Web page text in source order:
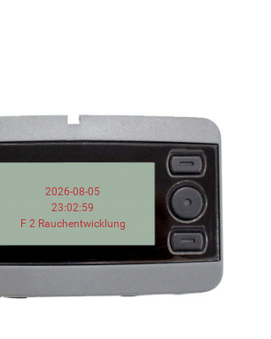
2026-08-05
23:02:59
F 2 Rauchentwicklung